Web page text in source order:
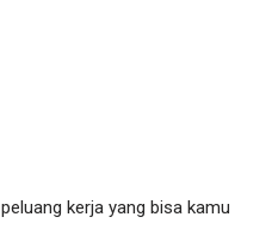
kerja yang bisa kamu